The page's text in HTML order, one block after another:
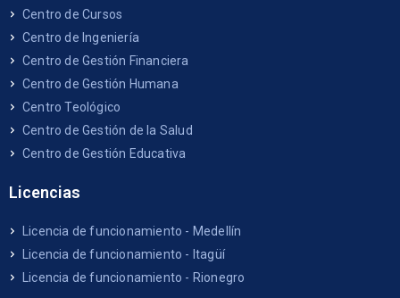
Centro de Cursos
Centro de Ingeniería
Centro de Gestión Financiera
Centro de Gestión Humana
Centro Teológico
Centro de Gestión de la Salud
Centro de Gestión Educativa
Licencias
Licencia de funcionamiento - Medellín
Licencia de funcionamiento - Itagüí
Licencia de funcionamiento - Rionegro